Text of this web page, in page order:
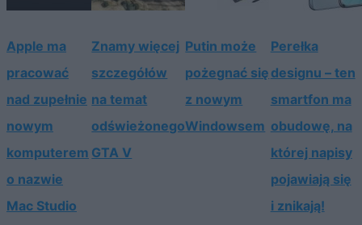
Apple ma
pracować
nad zupełnie
nowym
komputerem
o nazwie
Mac Studio
Znamy więcej
szczegółów
na temat
odświeżonego
GTA V
Putin może
pożegnać się
z nowym
Windowsem
Perełka
designu – ten
smartfon ma
obudowę, na
której napisy
pojawiają się
i znikają!